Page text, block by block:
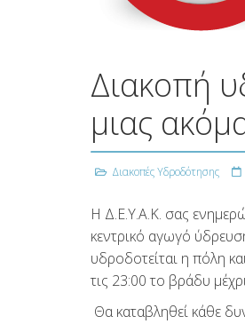
Διακοπή
μιας
Διακοπές Υδροδότησης
Η Δ.Ε.Υ.Α.Κ. σας
κεντρικό αγωγό
υδροδοτείται η πόλη
τις 23:00 το βράδυ
Θα καταβληθεί κάθε